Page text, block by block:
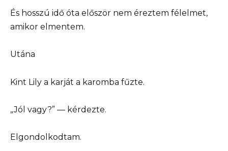
És hosszú idő óta először nem éreztem félelmet,
amikor elmentem.
Utána
Kint Lily a karját a karomba fűzte.
„Jól vagy?” — kérdezte.
Elgondolkodtam.